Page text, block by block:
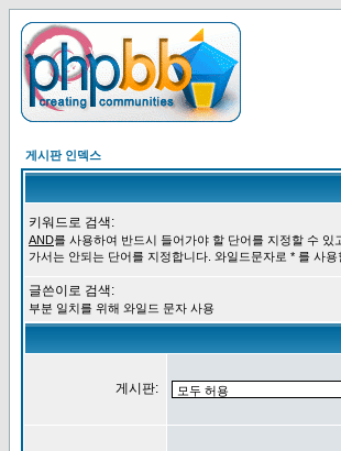
게시판 인덱스
키워드로 검색:
AND를 사용하여 반드시 들어가야 할 단어를 지정할 수 있
가서는 안되는 단어를 지정합니다. 와일드문자로 * 를 사
글쓴이로 검색:
부분 일치를 위해 와일드 문자 사용
게시판: